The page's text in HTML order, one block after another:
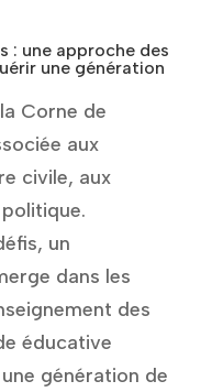
: une approche des
une génération
Corne de
aux
civile, aux
un
dans les
des
éducative
génération de